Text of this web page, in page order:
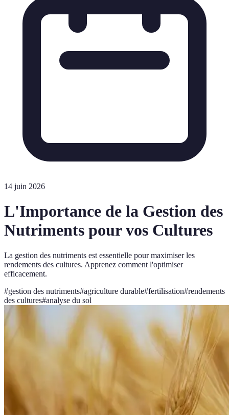
14 juin 2026
L'Importance de la Gestion des
Nutriments pour vos Cultures
La gestion des nutriments est essentielle pour maximiser les
rendements des cultures. Apprenez comment l'optimiser
efficacement.
#gestion des nutriments#agriculture durable#fertilisation#rendements
des cultures#analyse du sol